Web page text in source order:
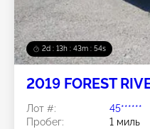
2d : 13h : 43m : 52s
2019 FOREST
Лот #:
45******
Пробег:
1 миль